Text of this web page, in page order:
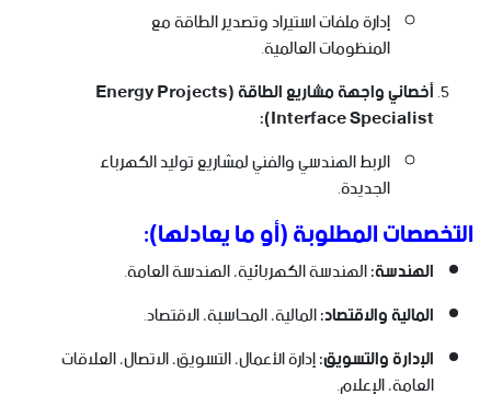
إدارة ملفات استيراد وتصدير الطاقة مع
المنظومات العالمية.
أخصائي واجهة مشاريع الطاقة (Energy Projects
Interface Specialist):
الربط الهندسي والفني لمشاريع توليد الكهرباء
الجديدة.
التخصصات المطلوبة (أو ما يعادلها):
الهندسة:الهندسة الكهربائية، الهندسة العامة.
المالية والاقتصاد:المالية، المحاسبة، الاقتصاد.
الإدارة والتسويق:إدارة الأعمال، التسويق، الاتصال، العلاقات
العامة، الإعلام.